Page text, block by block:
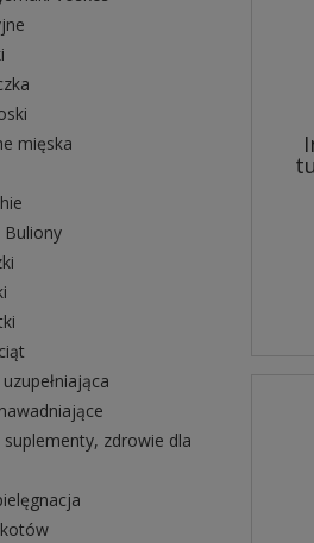
mięska
Buliony
zdrowie dla